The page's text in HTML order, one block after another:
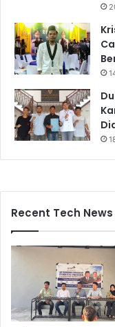
Recent Tech News